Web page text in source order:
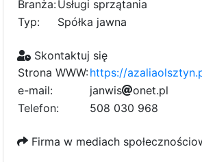
Branża:Usługi sprzątania
Typ:
Spółka jawna
Skontaktuj się
Strona WWW:https://
e-mail:
7
janwis 4
onet.pl
Telefon:
508 030 968
Firma w mediach